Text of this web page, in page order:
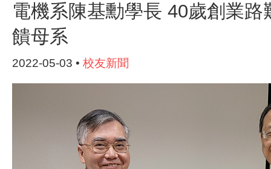
電機系陳基勳學長 40歲創業路
饋母系
2022-05-03 • 校友新聞